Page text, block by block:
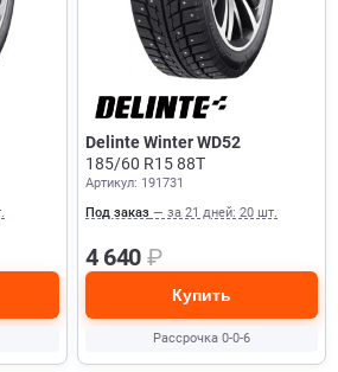
Delinte Winter WD52
185/60 R15 88T
Артикул: 191731
Под заказ — за 21 дней: 20 шт.
4 640 ₽
Купить
Рассрочка 0-0-6